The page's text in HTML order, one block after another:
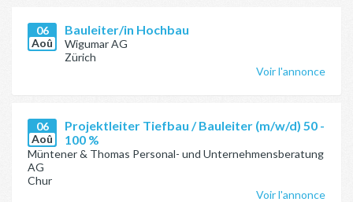
06
Aoû
Bauleiter/in Hochbau
Wigumar AG
Zürich
Voir l'annonce
06
Aoû
Projektleiter Tiefbau / Bauleiter (m/w/d) 50 -
100 %
Müntener & Thomas Personal- und Unternehmensberatung
AG
Chur
Voir l'annonce